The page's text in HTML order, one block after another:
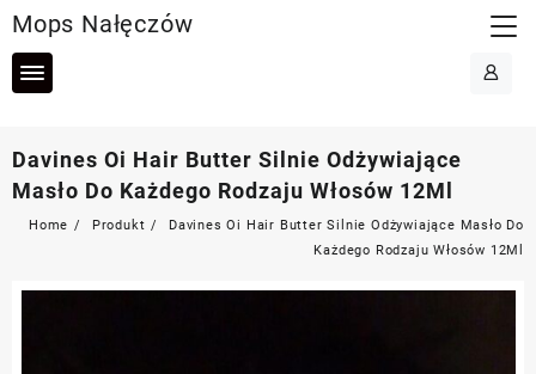
to
content
Mops Nałęczów
Davines Oi Hair Butter Silnie Odżywiające
Masło Do Każdego Rodzaju Włosów 12Ml
Home Produkt
Davines Oi Hair Butter Silnie Odżywiające Masło Do
Każdego Rodzaju Włosów 12Ml